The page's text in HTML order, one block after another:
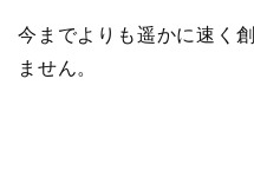
今までよりも遥かに速く
ません。